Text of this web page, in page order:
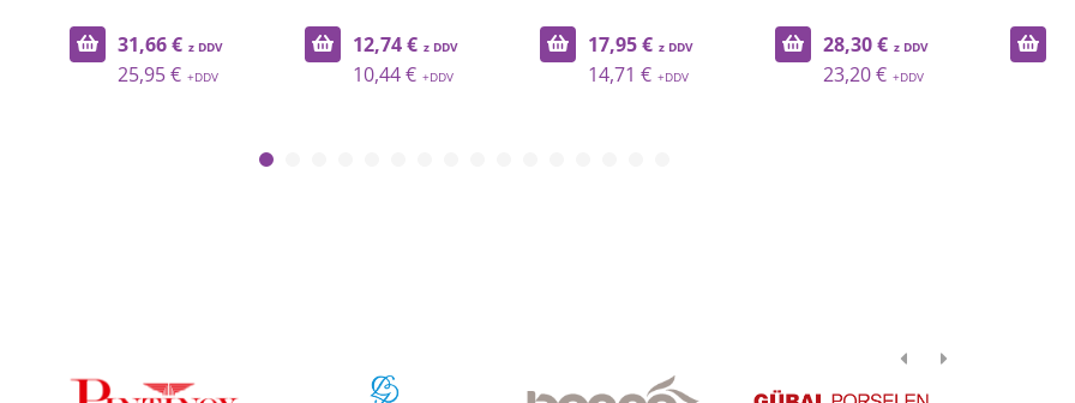
31,66 €
25,95 €
12,74 €
10,44 €
17,95 €
14,71 €
28,30 €
23,20 €